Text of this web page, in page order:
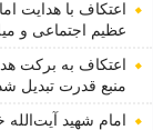
اعتکاف با هدایت
عظیم اجتماعی و
اعتکاف به برکت
منبع قدرت تبدیل
امام شهید